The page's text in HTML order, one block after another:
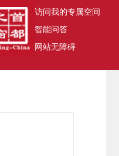
访问我的专属空间
智能问答
网站无障碍